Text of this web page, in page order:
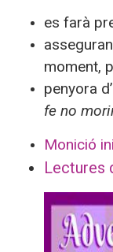
es farà
moment,
penyora
fe no
Monició
Lectures